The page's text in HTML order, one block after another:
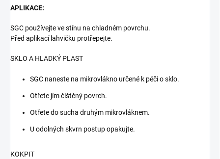
APLIKACE:
SGC používejte ve stínu na chladném povrchu.
Před aplikací lahvičku protřepejte.
SKLO A HLADKÝ PLAST
SGC naneste na mikrovlákno určené k péči o sklo.
Otřete jím čištěný povrch.
Otřete do sucha druhým mikrovláknem.
U odolných skvrn postup opakujte.
KOKPIT